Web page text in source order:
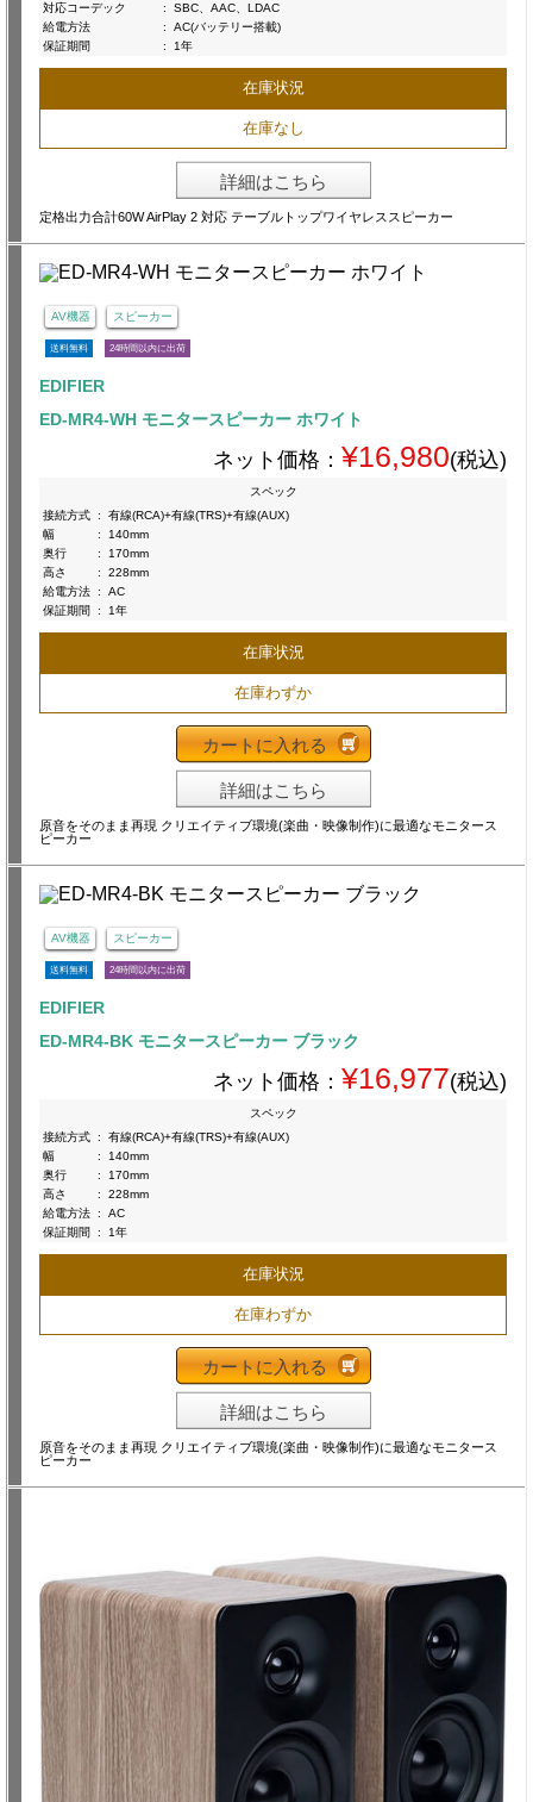
対応コーデック :
SBC、AAC、LDAC
給電方法
:
AC(バッテリー搭載)
保証期間
: 1年
在庫状況
在庫なし
詳細はこちら
定格出力合計60W AirPlay 2 対応 テーブルトップワイヤレススピーカー
AV機器 スピーカー
送料無料 24時間以内に出荷
EDIFIER
ED-MR4-WH モニタースピーカー ホワイト
ネット価格： ¥16,980(税込)
スペック
接続方式 :
有線(RCA)+有線(TRS)+有線(AUX)
幅
:
140mm
奥行
:
170mm
高さ
:
228mm
給電方法 :
AC
保証期間
: 1年
在庫状況
在庫わずか
カートに入れる
詳細はこちら
原音をそのまま再現 クリエイティブ環境(楽曲・映像制作)に最適なモニタース
ピーカー
AV機器 スピーカー
送料無料 24時間以内に出荷
EDIFIER
ED-MR4-BK モニタースピーカー ブラック
ネット価格： ¥16,977(税込)
スペック
接続方式 :
有線(RCA)+有線(TRS)+有線(AUX)
幅
:
140mm
奥行
:
170mm
高さ
:
228mm
給電方法 :
AC
保証期間
: 1年
在庫状況
在庫わずか
カートに入れる
詳細はこちら
原音をそのまま再現 クリエイティブ環境(楽曲・映像制作)に最適なモニタース
ピーカー